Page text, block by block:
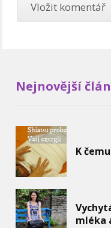
Nejnovější
K
mléka